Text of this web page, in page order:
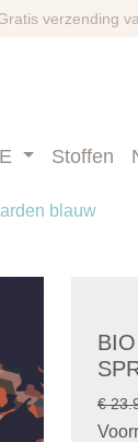
verzending
Stoffen
blauw
€